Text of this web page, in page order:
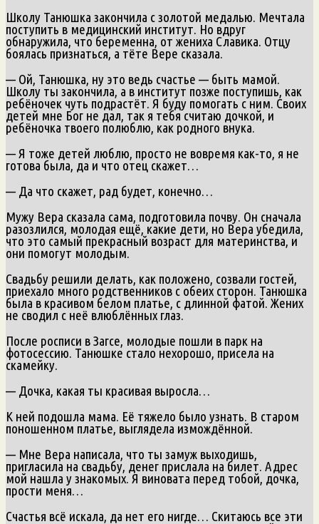
Школу Танюшка закончила с золотой медалью. Мечтала
поступить в медицинский институт. Но вдруг
обнаружила, что беременна, от жениха Славика. Отцу
боялась признаться, а тёте Вере сказала.
— Ой, Танюшка, ну это ведь счастье — быть мамой.
Школу ты закончила, а в институт позже поступишь, как
ребёночек чуть подрастёт. Я буду помогать с ним. Своих
детей мне Бог не дал, так я тебя считаю дочкой, и
ребёночка твоего полюблю, как родного внука.
— Я тоже детей люблю, просто не вовремя как-то, я не
готова была, да и что отец скажет…
— Да что скажет, рад будет, конечно…
Мужу Вера сказала сама, подготовила почву. Он сначала
разозлился, молодая ещё, какие дети, но Вера убедила,
что это самый прекрасный возраст для материнства, и
они помогут молодым.
Свадьбу решили делать, как положено, созвали гостей,
приехало много родственников с обеих сторон. Танюшка
была в красивом белом платье, с длинной фатой. Жених
не сводил с неё влюблённых глаз.
После росписи в Загсе, молодые пошли в парк на
фотосессию. Танюшке стало нехорошо, присела на
скамейку.
— Дочка, какая ты красивая выросла…
К ней подошла мама. Её тяжело было узнать. В старом
поношенном платье, выглядела измождённой.
— Мне Вера написала, что ты замуж выходишь,
пригласила на свадьбу, денег прислала на билет. Адрес
мой нашла у знакомых. Я виновата перед тобой, дочка,
прости меня…
Счастья всё искала, да нет его нигде… Скитаюсь все эти